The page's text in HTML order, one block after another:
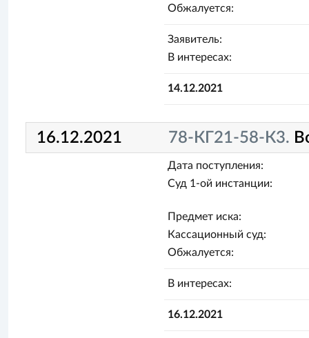
Обжалуется:
Заявитель:
В интересах:
14.12.2021
16.12.2021 78-КГ21-58-К3.
Дата поступления:
Суд 1-ой инстанции:
Предмет иска:
Кассационный суд:
Обжалуется:
В интересах:
16.12.2021